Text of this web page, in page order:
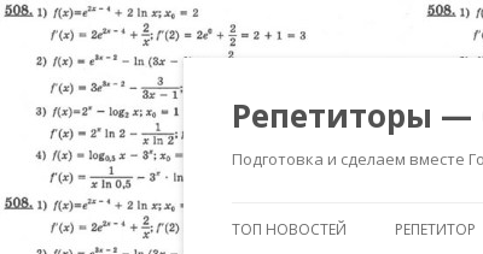
Репетиторы —
Подготовка и сделаем вместе
ТОП НОВОСТЕЙ РЕПЕТИТОР